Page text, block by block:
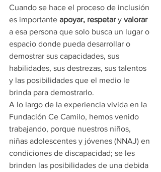
Cuando se hace el proceso de inclusión
es importante apoyar, respetar y valorar
a esa persona que solo busca un lugar o
espacio donde pueda desarrollar o
demostrar sus capacidades, sus
habilidades, sus destrezas, sus talentos
y las posibilidades que el medio le
brinda para demostrarlo.
A lo largo de la experiencia vivida en la
Fundación Ce Camilo, hemos venido
trabajando, porque nuestros niños,
niñas adolescentes y jóvenes (NNAJ) en
condiciones de discapacidad; se les
brinden las posibilidades de una debida